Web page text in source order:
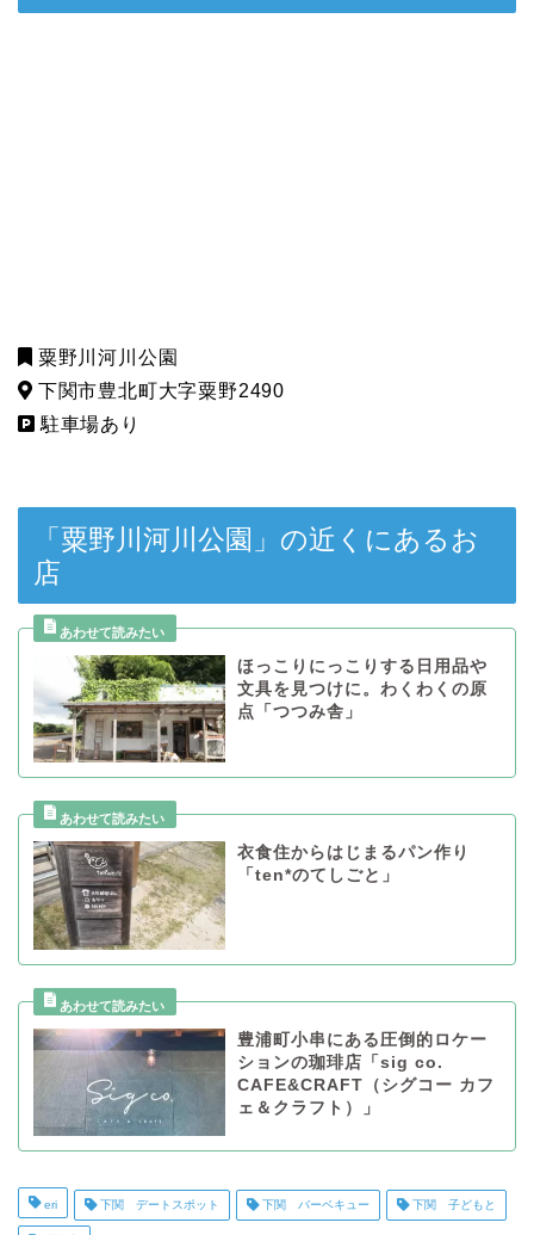
粟野川河川公園
下関市豊北町大字粟野2490
駐車場あり
「粟野川河川公園」の近くにあるお
店
ほっこりにっこりする日用品や
文具を見つけに。わくわくの原
点「つつみ舎」
衣食住からはじまるパン作り
「ten*のてしごと」
豊浦町小串にある圧倒的ロケー
ションの珈琲店「sig co.
CAFE&CRAFT（シグコー カフ
ェ＆クラフト）」
eri 下関 デートスポット 下関 バーベキュー 下関 子どもと